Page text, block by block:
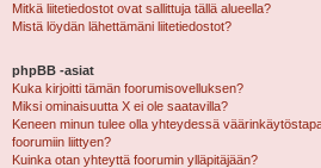
Mitkä liitetiedostot ovat sallittuja tällä alueella?
Mistä löydän lähettämäni liitetiedostot?
phpBB -asiat
Kuka kirjoitti tämän foorumisovelluksen?
Miksi ominaisuutta X ei ole saatavilla?
Keneen minun tulee olla yhteydessä
foorumiin liittyen?
Kuinka otan yhteyttä foorumin ylläpitäjään?